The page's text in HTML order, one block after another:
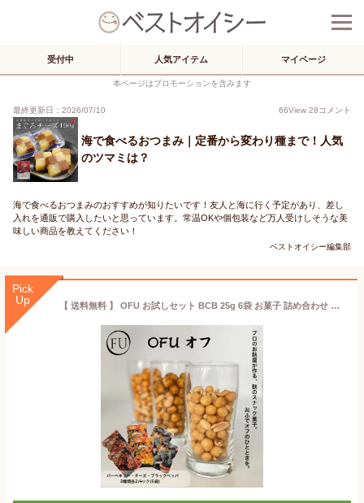
受付中 人気アイテム マイページ
本ページはプロモーションを含みます
最終更新日：2026/07/10 66View 28コメント
海で食べるおつまみ｜定番から変わり種まで！人気
のツマミは？
海で食べるおつまみのおすすめが知りたいです！友人と海に行く予定があり、差し
入れを通販で購入したいと思っています。常温OKや個包装など万人受けしそうな美
味しい商品を教えてください！
ベストオイシー編集部
Pick
Up
【 送料無料 】 OFU お試しセット BCB 25g 6袋 お菓子 詰め合わせ 食べ比べ セット 京都 バーベキュー チーズ ブラックペッパー ポイント消化 1000円 ポッキリ お取り寄せグルメ 常温 ピーナッツ お試し 麩 ふ ビール おつまみ スナック菓子 いとふ